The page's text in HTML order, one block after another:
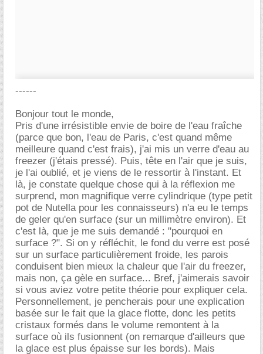
------
Bonjour tout le monde,
Pris d'une irrésistible envie de boire de l'eau fraîche
(parce que bon, l'eau de Paris, c'est quand même
meilleure quand c'est frais), j'ai mis un verre d'eau au
freezer (j'étais pressé). Puis, tête en l'air que je suis,
je l'ai oublié, et je viens de le ressortir à l'instant. Et
là, je constate quelque chose qui à la réflexion me
surprend, mon magnifique verre cylindrique (type petit
pot de Nutella pour les connaisseurs) n'a eu le temps
de geler qu'en surface (sur un millimètre environ). Et
c'est là, que je me suis demandé : "pourquoi en
surface ?". Si on y réfléchit, le fond du verre est posé
sur un surface particulièrement froide, les parois
conduisent bien mieux la chaleur que l'air du freezer,
mais non, ça gèle en surface... Bref, j'aimerais savoir
si vous aviez votre petite théorie pour expliquer cela.
Personnellement, je pencherais pour une explication
basée sur le fait que la glace flotte, donc les petits
cristaux formés dans le volume remontent à la
surface où ils fusionnent (on remarque d'ailleurs que
la glace est plus épaisse sur les bords). Mais